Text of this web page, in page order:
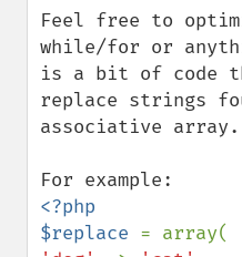
Feel free to
while/for or
is a bit of code
replace strings
associative array.
<?php
$replace